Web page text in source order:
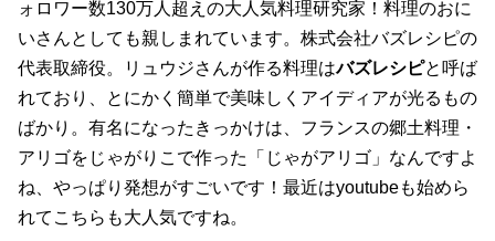
ォロワー数130万人超えの大人気料理研究家！料理のおに
いさんとしても親しまれています。株式会社バズレシピの
代表取締役。リュウジさんが作る料理はバズレシピと呼ば
れており、とにかく簡単で美味しくアイディアが光るもの
ばかり。有名になったきっかけは、フランスの郷土料理・
アリゴをじゃがりこで作った「じゃがアリゴ」なんですよ
ね、やっぱり発想がすごいです！最近はyoutubeも始めら
れてこちらも大人気ですね。